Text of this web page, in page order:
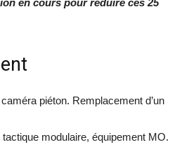
piéton. Remplacement d’un
modulaire, équipement MO.